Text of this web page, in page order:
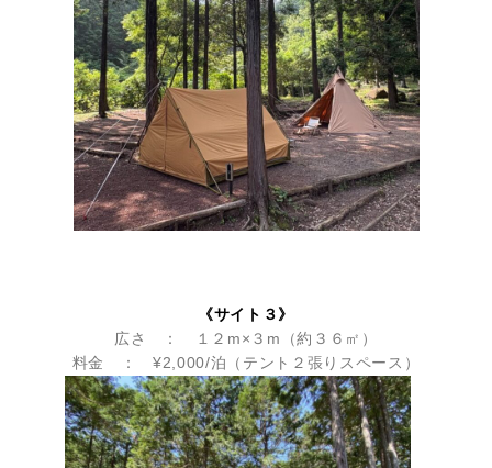
《サイト３》
広さ ： １２m×３m（約３６㎡）
料金 ： ¥2,000/泊（テント２張りスペース）